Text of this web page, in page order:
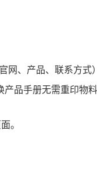
、产品、联系方式
品手册无需重印物料
。